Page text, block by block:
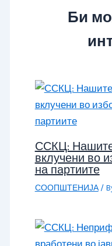
Би
ССКЦ:
вклучени во
на партиите
СООПШТЕНИЈА/